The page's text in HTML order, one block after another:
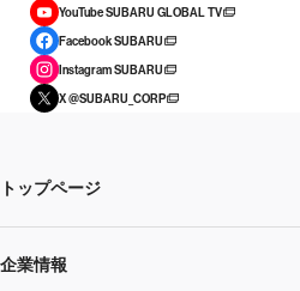
YouTube SUBARU GLOBAL TV
Facebook SUBARU
Instagram SUBARU
X @SUBARU_CORP
トップページ
企業情報